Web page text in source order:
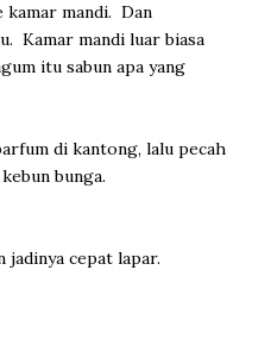
kamar mandi. Dan
Kamar mandi luar biasa
itu sabun apa yang
di kantong, lalu pecah
bunga.
cepat lapar.